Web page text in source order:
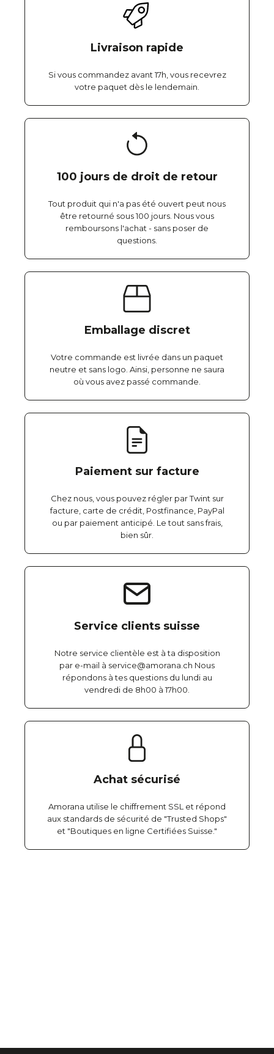
Livraison rapide
Si vous commandez avant 17h, vous recevrez
votre paquet dès le lendemain.
100 jours de droit de retour
Tout produit qui n'a pas été ouvert peut nous
être retourné sous 100 jours. Nous vous
remboursons l'achat - sans poser de
questions.
Emballage discret
Votre commande est livrée dans un paquet
neutre et sans logo. Ainsi, personne ne saura
où vous avez passé commande.
Paiement sur facture
Chez nous, vous pouvez régler par Twint sur
facture, carte de crédit, Postfinance, PayPal
ou par paiement anticipé. Le tout sans frais,
bien sûr.
Service clients suisse
Notre service clientèle est à ta disposition
par e-mail à service@amorana.ch Nous
répondons à tes questions du lundi au
vendredi de 8h00 à 17h00.
Achat sécurisé
Amorana utilise le chiffrement SSL et répond
aux standards de sécurité de "Trusted Shops"
et "Boutiques en ligne Certifiées Suisse."